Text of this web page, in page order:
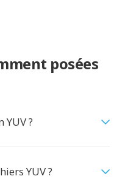
posées
?
YUV ?